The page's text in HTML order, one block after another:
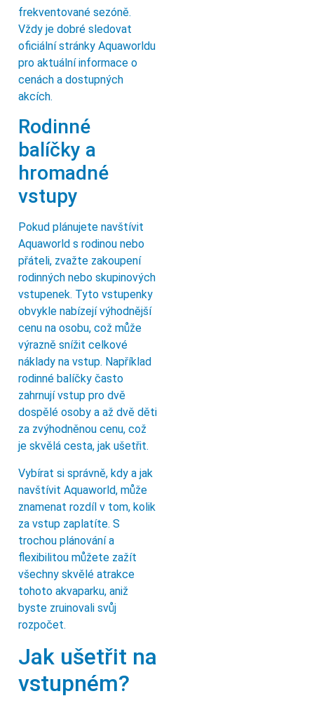
frekventované sezóně.
Vždy je dobré sledovat
oficiální stránky Aquaworldu
pro aktuální informace o
cenách a dostupných
akcích.
Rodinné
balíčky a
hromadné
vstupy
Pokud plánujete navštívit
Aquaworld s rodinou nebo
přáteli, zvažte zakoupení
rodinných nebo skupinových
vstupenek. Tyto vstupenky
obvykle nabízejí výhodnější
cenu na osobu, což může
výrazně snížit celkové
náklady na vstup. Například
rodinné balíčky často
zahrnují vstup pro dvě
dospělé osoby a až dvě děti
za zvýhodněnou cenu, což
je skvělá cesta, jak ušetřit.
Vybírat si správně, kdy a jak
navštívit Aquaworld, může
znamenat rozdíl v tom, kolik
za vstup zaplatíte. S
trochou plánování a
flexibilitou můžete zažít
všechny skvělé atrakce
tohoto akvaparku, aniž
byste zruinovali svůj
rozpočet.
Jak ušetřit na
vstupném?